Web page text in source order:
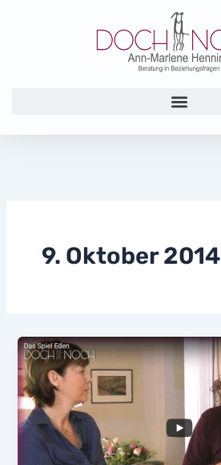
9. Oktober 2014